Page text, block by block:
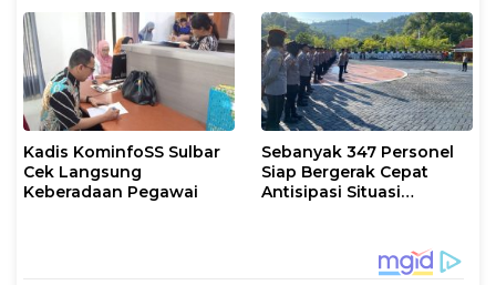
Kadis KominfoSS Sulbar
Cek Langsung
Keberadaan Pegawai
Sebanyak 347 Personel
Siap Bergerak Cepat
Antisipasi Situasi